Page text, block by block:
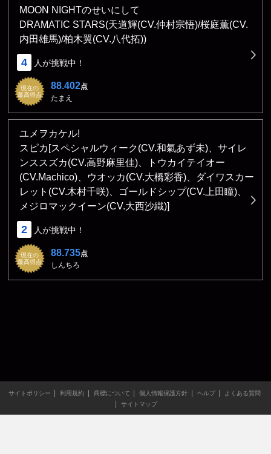
MOON NIGHTのせいにして
DRAMATIC STARS(天道輝(CV.仲村宗悟)/桜庭薫(CV.
内田雄馬)/柏木翼(CV.八代拓))
4 人が挑戦中！
現在の
最高得点
88.402点
たまえ
ユメヲカケル!
スピカ[スペシャルウィーク(CV.和氣あず未)、サイレ
ンススズカ(CV.高野麻里佳)、トウカイテイオー
(CV.Machico)、ウオッカ(CV.大橋彩香)、ダイワスカー
レット(CV.木村千咲)、ゴールドシップ(CV.上田瞳)、
メジロマックイーン(CV.大西沙織)]
2 人が挑戦中！
現在の
最高得点
88.735点
しんちろ
サイトポリシー 利用規約 商標について 個人情報保護方針 ヘルプ
よくある質問
サイトマップ